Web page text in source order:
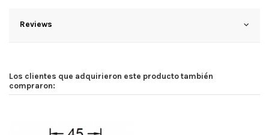
Reviews
Los clientes que adquirieron este producto también
compraron: